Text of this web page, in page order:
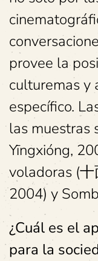
provee la
culturemas y
específico.
las muestras
Yīngxióng,
voladoras (
2004) y
¿Cuál es el
para la